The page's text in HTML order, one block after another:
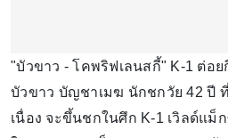
"บัวขาว - โคพริฟเลนสกี้" K-1 ต่อย
บัวขาว บัญชาเมฆ นักชกวัย 42 ปี
เนื่อง จะขึ้นชกในศึก K-1 เวิลด์แม็